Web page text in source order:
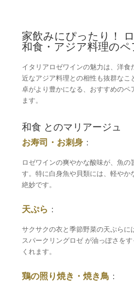
家飲みにぴったり！
和食・アジア料理の
イタリアロゼワインの魅力は、洋食
近なアジア料理との相性も抜群なこ
卓がより豊かになる、おすすめのペ
ます。
和食 とのマリアージュ
お寿司・お刺身：
ロゼワインの爽やかな酸味が、魚の
す。特に白身魚や貝類には、軽やか
絶妙です。
天ぷら ：
サクサクの衣と季節野菜の天ぷらに
スパークリングロゼ が油っぽさを
くれます。
鶏の照り焼き・焼き鳥 ：